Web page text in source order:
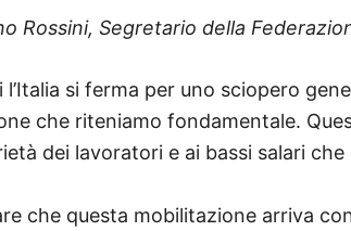
Rossini, Segretario della
si ferma per uno sciopero
che riteniamo fondamentale.
dei lavoratori e ai bassi salari
che questa mobilitazione arriva